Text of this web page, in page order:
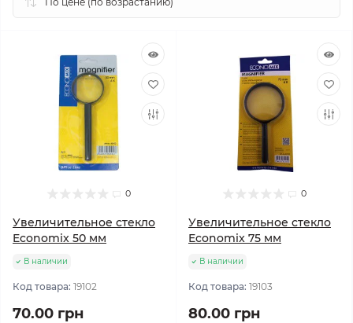
0
Увеличительное стекло
Economix 50 мм
В наличии
Код товара: 19102
70.00 грн
0
Увеличительное стекло
Economix 75 мм
В наличии
Код товара: 19103
80.00 грн